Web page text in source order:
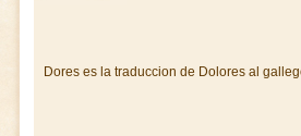
Dores es la traduccion de Dolores al